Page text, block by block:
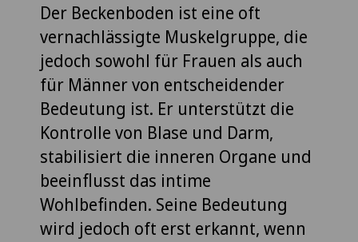
Der Beckenboden ist eine oft
vernachlässigte Muskelgruppe, die
jedoch sowohl für Frauen als auch
für Männer von entscheidender
Bedeutung ist. Er unterstützt die
Kontrolle von Blase und Darm,
stabilisiert die inneren Organe und
beeinflusst das intime
Wohlbefinden. Seine Bedeutung
wird jedoch oft erst erkannt, wenn